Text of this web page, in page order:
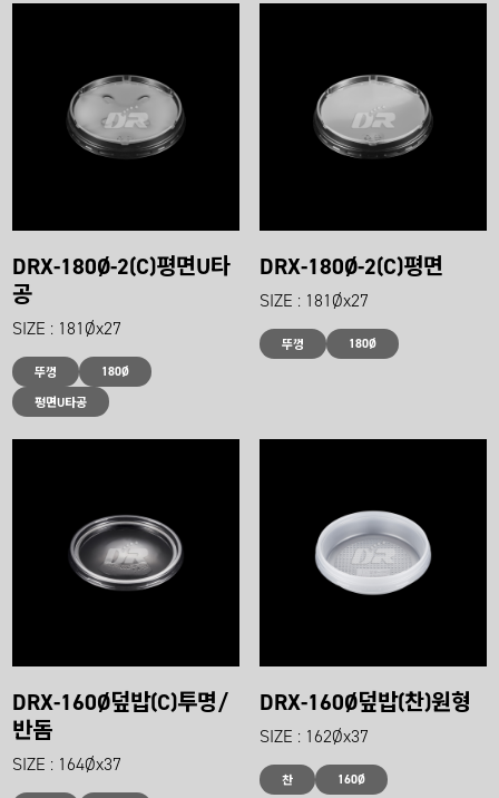
DRX-180Ø-2(C)평면U타
공
SIZE : 181Øx27
뚜껑
180Ø
평면U타공
DRX-180Ø-2(C)평면
SIZE : 181Øx27
뚜껑 180Ø
DRX-160Ø덮밥(C)투명/
반돔
SIZE : 164Øx37
DRX-160Ø덮밥(찬)원형
SIZE : 162Øx37
찬 160Ø